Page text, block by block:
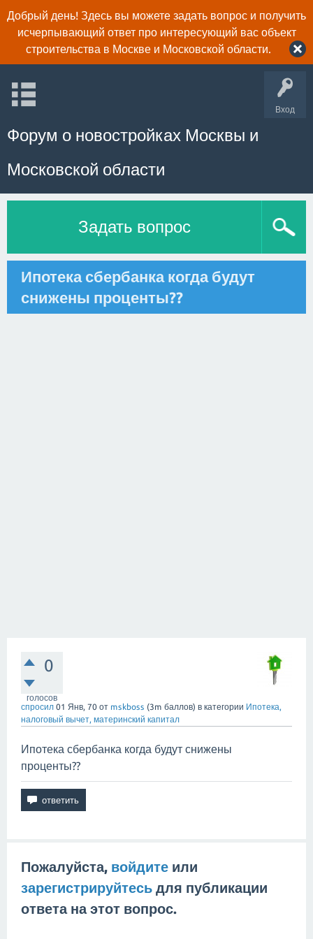
Добрый день! Здесь вы можете задать вопрос и получить
исчерпывающий ответ про интересующий вас объект
строительства в Москве и Московской области.
Вход
Форум о новостройках Москвы и
Московской области
Задать вопрос
Ипотека сбербанка когда будут
снижены проценты??
0
голосов
спросил 01 Янв, 70 от mskboss (3m баллов) в категории Ипотека,
налоговый вычет, материнский капитал
Ипотека сбербанка когда будут снижены
проценты??
Пожалуйста, войдите или
зарегистрируйтесь для публикации
ответа на этот вопрос.